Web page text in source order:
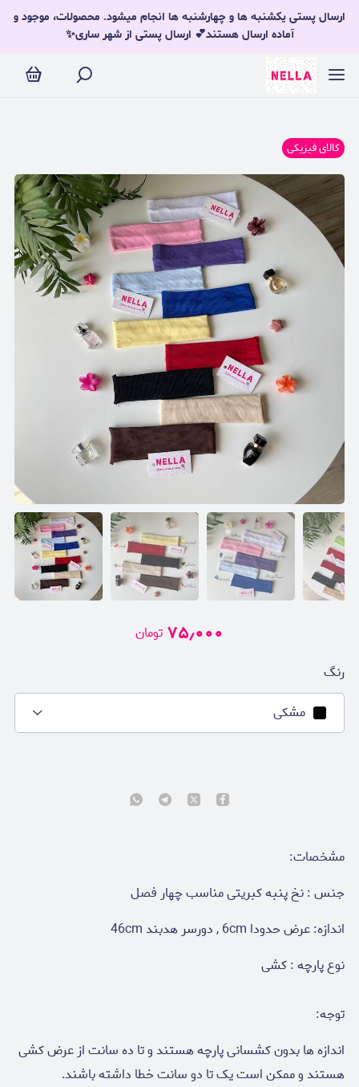
ارسال پستی یکشنبه ها و چهارشنبه ها انجام میشود. محصولات، موجود و
آماده ارسال هستند💕 ارسال پستی از شهر ساری✨
کالای فیزیکی
۷۵٫۰۰۰ تومان
رنگ
مشکی
مشخصات:
جنس : نخ پنبه کبریتی مناسب چهار فصل
اندازه: عرض حدودا 6cm , دورسر هدبند 46cm
نوع پارچه : کشی
توجه:
اندازه ها بدون کشسانی پارچه هستند و تا ده سانت از عرض کشی
هستند و ممکن است یک تا دو سانت خطا داشته باشند.